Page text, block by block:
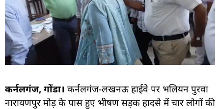
कर्नलगंज, गोंडा। कर्नलगंज-लखनऊ हाईवे पर भलियन पुरवा
नारायणपुर मोड़ के पास हुए भीषण सड़क हादसे में चार लोगों की